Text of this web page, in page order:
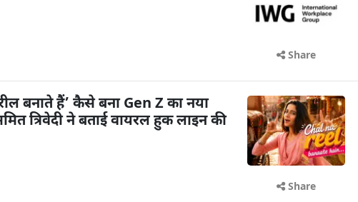
Share
बनाते हैं’ कैसे बना Gen Z का नया
त्रिवेदी ने बताई वायरल हुक लाइन की
Share